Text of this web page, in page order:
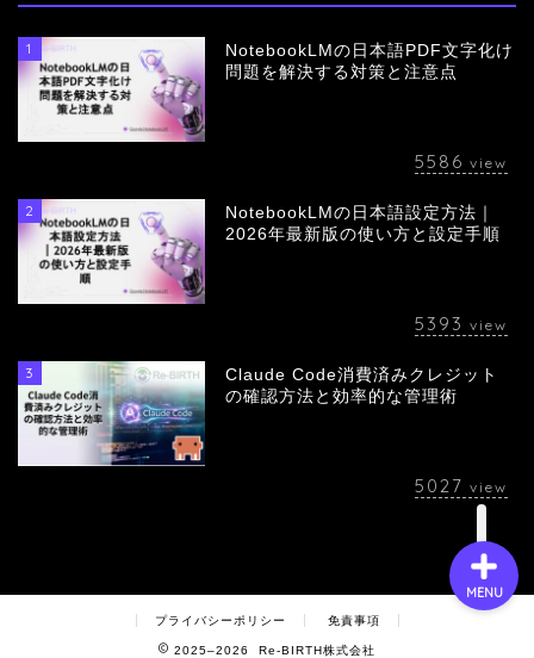
1
NotebookLMの日本語PDF文字化け
問題を解決する対策と注意点
5586 view
2
NotebookLMの日本語設定方法｜
2026年最新版の使い方と設定手順
5393 view
3
Claude Code消費済みクレジット
の確認方法と効率的な管理術
5027 view
プライバシーポリシー 免責事項
2025–2026 Re-BIRTH株式会社
MENU
会社概要
採用情報